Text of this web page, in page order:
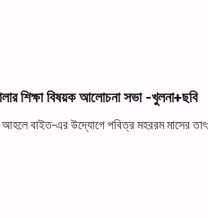
শিক্ষা বিষয়ক আলোচনা সভা -খুলনা+ছবি
আহলে বাইত-এর উদ্যোগে পবিত্র মহররম মাসের